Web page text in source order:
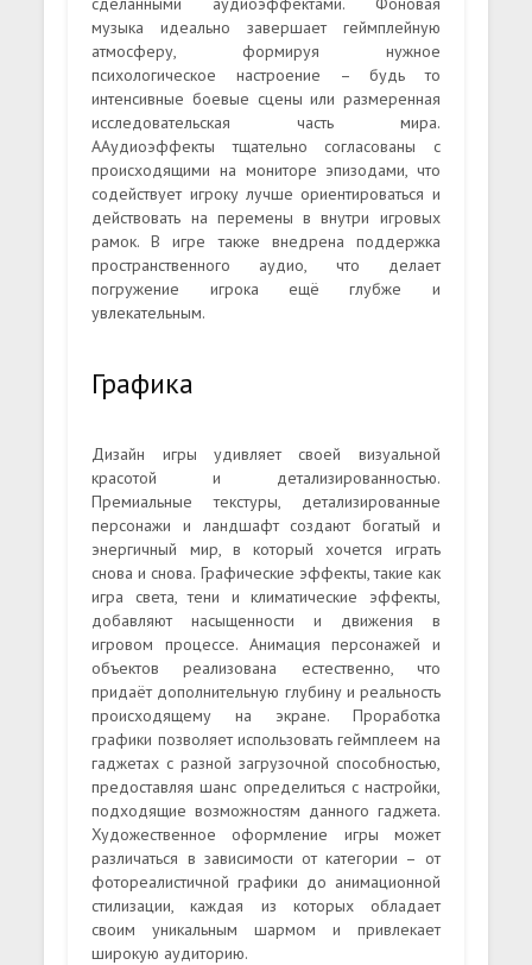
музыка идеально завершает геймплейную
атмосферу, формируя нужное
психологическое настроение – будь то
интенсивные боевые сцены или размеренная
исследовательская часть мира.
ААудиоэффекты тщательно согласованы с
происходящими на мониторе эпизодами, что
содействует игроку лучше ориентироваться и
действовать на перемены в внутри игровых
рамок. В игре также внедрена поддержка
пространственного аудио, что делает
погружение игрока ещё глубже и
увлекательным.
Графика
Дизайн игры удивляет своей визуальной
красотой и детализированностью.
Премиальные текстуры, детализированные
персонажи и ландшафт создают богатый и
энергичный мир, в который хочется играть
снова и снова. Графические эффекты, такие как
игра света, тени и климатические эффекты,
добавляют насыщенности и движения в
игровом процессе. Анимация персонажей и
объектов реализована естественно, что
придаёт дополнительную глубину и реальность
происходящему на экране. Проработка
графики позволяет использовать геймплеем на
гаджетах с разной загрузочной способностью,
предоставляя шанс определиться с настройки,
подходящие возможностям данного гаджета.
Художественное оформление игры может
различаться в зависимости от категории – от
фотореалистичной графики до анимационной
стилизации, каждая из которых обладает
своим уникальным шармом и привлекает
широкую аудиторию.